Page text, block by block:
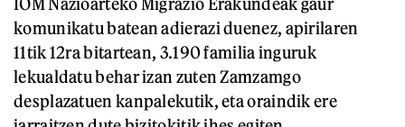
komunikatu batean adierazi duenez, apirilaren
11tik 12ra bitartean, 3.190 familia inguruk
lekualdatu behar izan zuten Zamzamgo
desplazatuen kanpalekutik, eta oraindik ere